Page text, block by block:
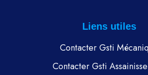
Liens utiles
Contacter Gsti
Contacter Gsti